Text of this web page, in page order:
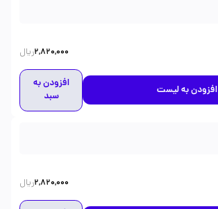
2,820,000ریال
افزودن به لیست
افزودن به
سبد
2,820,000ریال